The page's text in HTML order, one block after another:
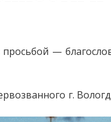
просьбой —
г.